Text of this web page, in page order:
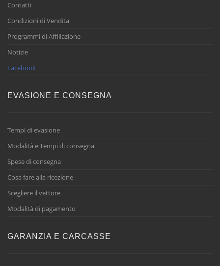
Contatti
Condizioni di Vendita
Programmi di Affiliazione
Notizie
Facebook
EVASIONE E CONSEGNA
Tempi di evasione
Modalità e Tempi di consegna
Spese di consegna
Cosa fare alla ricezione
Scegliere il vettore
Modalità di pagamento
GARANZIA E CARCASSE